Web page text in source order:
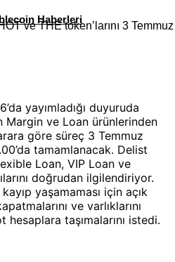
Haberleri
yayımladığı duyuruda
Margin ve Loan ürünlerinden
göre süreç 3 Temmuz
tamamlanacak. Delist
Loan, VIP Loan ve
doğrudan ilgilendiriyor.
kayıp yaşamaması için açık
ve varlıklarını
hesaplara taşımalarını istedi.